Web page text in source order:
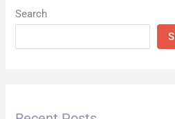
Search